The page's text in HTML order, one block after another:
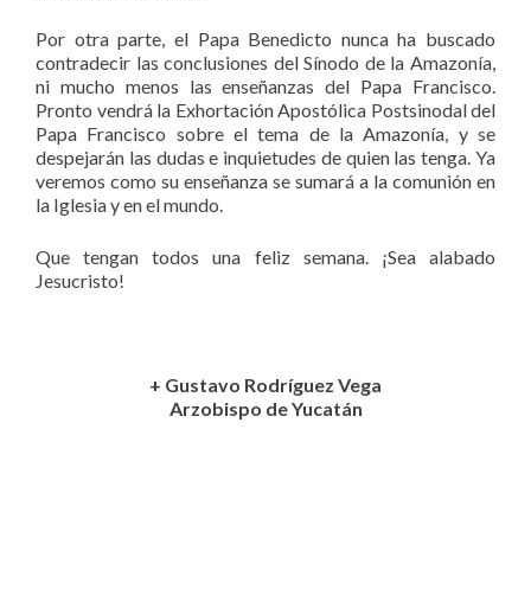
Por otra parte, el Papa Benedicto nunca ha buscado
contradecir las conclusiones del Sínodo de la Amazonía,
ni mucho menos las enseñanzas del Papa Francisco.
Pronto vendrá la Exhortación Apostólica Postsinodal del
Papa Francisco sobre el tema de la Amazonía, y se
despejarán las dudas e inquietudes de quien las tenga. Ya
veremos como su enseñanza se sumará a la comunión en
la Iglesia y en el mundo.
Que tengan todos una feliz semana. ¡Sea alabado
Jesucristo!
+ Gustavo Rodríguez Vega
Arzobispo de Yucatán